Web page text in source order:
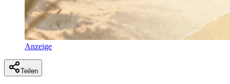
Anzeige
Teilen